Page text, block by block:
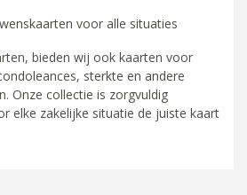
voor alle situaties
bieden wij ook kaarten voor
sterkte en andere
Onze collectie is zorgvuldig
elke zakelijke situatie de juiste kaart